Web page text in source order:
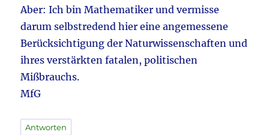
Aber: Ich bin Mathematiker und vermisse
darum selbstredend hier eine angemessene
Berücksichtigung der Naturwissenschaften und
ihres verstärkten fatalen, politischen
Mißbrauchs.
MfG
Antworten